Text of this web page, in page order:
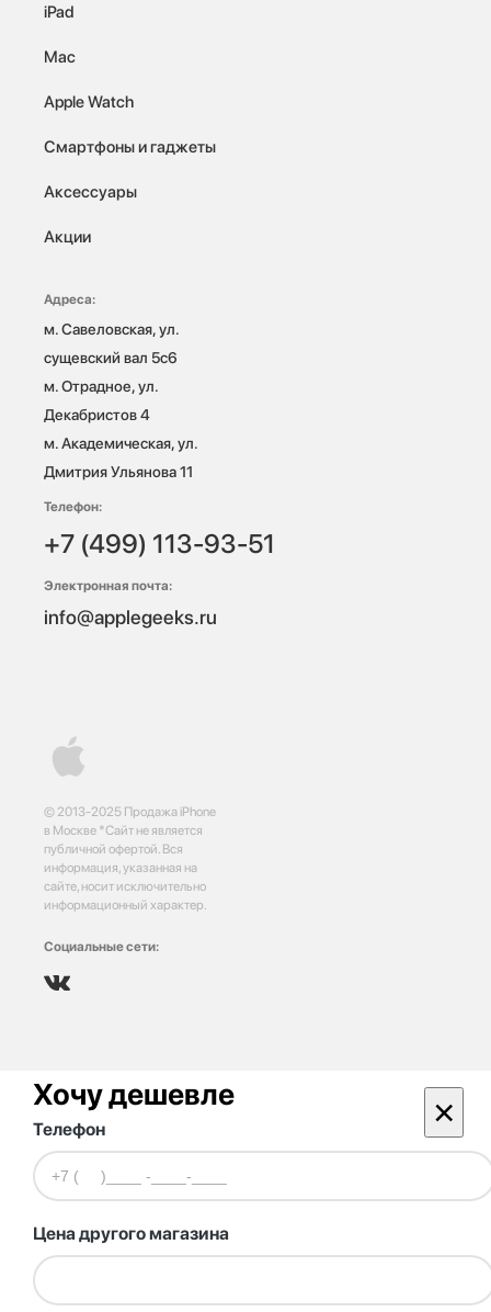
© 2013-2025 Продажа iPhone
в Москве *Сайт не является
публичной офертой. Вся
информация, указанная на
сайте, носит исключительно
информационный характер.
Социальные сети:
iPad
Mac
Apple Watch
Смартфоны и гаджеты
Аксессуары
Акции
Адреса:
м. Савеловская, ул.
сущевский вал 5с6
м. Отрадное, ул.
Декабристов 4
м. Академическая, ул.
Дмитрия Ульянова 11
Телефон:
+7 (499) 113-93-51
Электронная почта:
info@applegeeks.ru
Хочу дешевле ×
Телефон
Цена другого магазина